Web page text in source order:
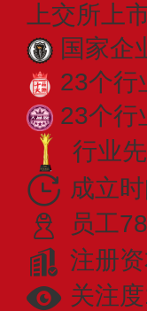
上交所上
国家企
23个行
23个行
行业
成立
员工
注册
关注